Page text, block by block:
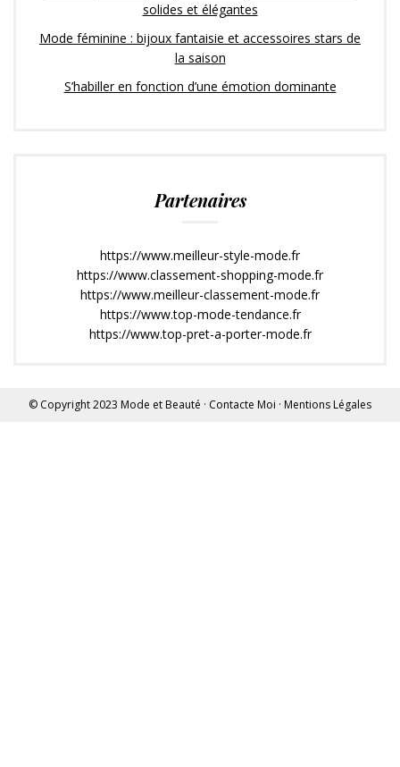
solides et élégantes
Mode féminine : bijoux fantaisie et accessoires stars de
la saison
S’habiller en fonction d’une émotion dominante
Partenaires
https://www.meilleur-style-mode.fr
https://www.classement-shopping-mode.fr
https://www.meilleur-classement-mode.fr
https://www.top-mode-tendance.fr
https://www.top-pret-a-porter-mode.fr
© Copyright 2023 Mode et Beauté · Contacte Moi · Mentions Légales